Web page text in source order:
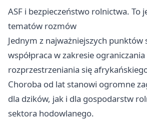
ASF i bezpieczeństwo rolnictwa. To
tematów rozmów
Jednym z najważniejszych punktów
współpraca w zakresie ograniczania
rozprzestrzeniania się
Choroba od lat stanowi ogromne
dla dzików, jak i dla gospodarstw
sektora hodowlanego.